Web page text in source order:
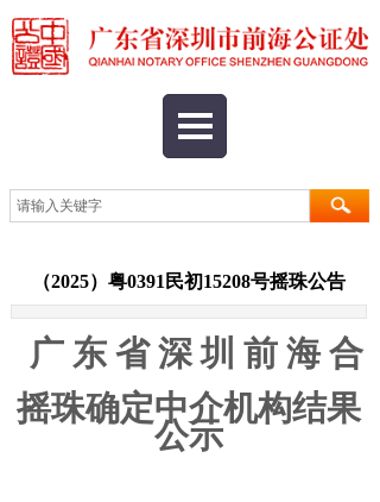
（2025）粤0391民初15208号摇珠公告
广 东 省 深 圳 前 海 合
摇珠确定中介机构结果
公示